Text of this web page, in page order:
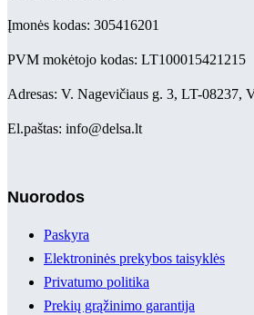
Įmonės kodas: 305416201
PVM mokėtojo kodas: LT100015421215
Adresas: V. Nagevičiaus g. 3, LT-08237,
El.paštas: info@delsa.lt
Nuorodos
Paskyra
Elektroninės prekybos taisyklės
Privatumo politika
Prekių grąžinimo garantija